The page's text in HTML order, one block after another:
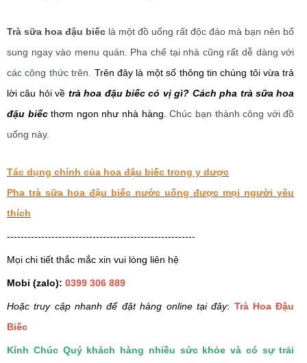
Trà sữa hoa đậu biếc là một đồ uống rất độc đáo mà bạn nên bổ
sung ngay vào menu quán. Pha chế tại nhà cũng rất dễ dàng với
các công thức trên. Trên đây là một số thông tin chúng tôi vừa trả
lời câu hỏi về trà hoa đậu biếc có vị gì? Cách pha trà sữa hoa
đậu biếcthơm ngon như nhà hàng.Chúc bạn thành công với đồ
uống này.
Tác dụng chính của hoa đậu biếc trong y dược
Pha trà sữa hoa đậu biếc nước uống được mọi người yêu
thích
-------------------------------------------------------
Mọi chi tiết thắc mắc xin vui lòng liên hệ
Mobi (zalo): 0399 306 889
Hoặc truy cập nhanh để đặt hàng online tại đây: Trà Hoa Đậu
Biếc
Kính Chúc Quý khách hàng nhiều sức khỏe và có sự trải